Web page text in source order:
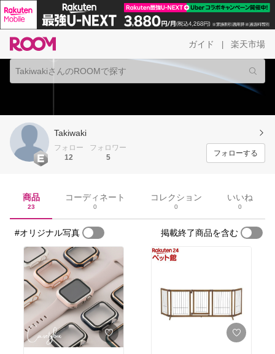
ガイド 楽天市場
Takiwaki
フォロー
12
フォロワー
5
フォローする
商品
23
コーディネート
0
コレクション
0
いいね
0
#オリジナル写真 掲載終了商品を含む